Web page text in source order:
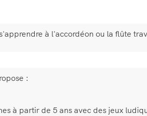
à l'accordéon ou la flûte
:
à partir de 5 ans avec des jeux